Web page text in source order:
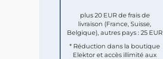
plus 20 EUR de frais de
livraison (France, Suisse,
Belgique), autres pays : 25 EUR
* Réduction dans la boutique
Elektor et accès illimité aux